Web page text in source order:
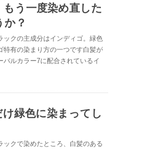
う一度染め直した
？
ックの主成分はインディゴ。緑色
特有の染まり方の一つです白髪が
ルカラー7に配合されているイ
緑色に染まってし
クで染めたところ、白髪のある